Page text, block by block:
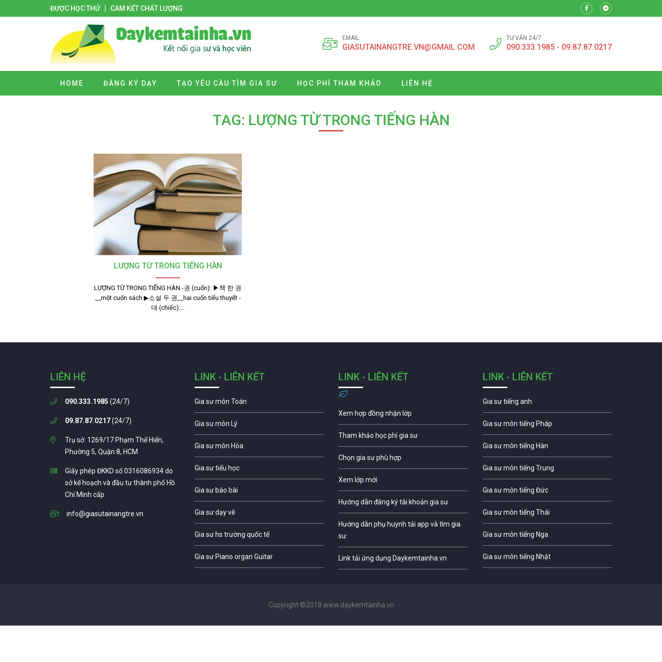
ĐƯỢC HỌC THỬ CAM KẾT CHẤT LƯỢNG
EMAIL
GIASUTAINANGTRE.VN@GMAIL.COM
TƯ VẤN 24/7
090.333.1985 - 09.87.87.0217
HOME ĐĂNG KÝ DẠY TẠO YÊU CẦU TÌM GIA SƯ HỌC PHÍ THAM KHẢO LIÊN HỆ
TAG: LƯỢNG TỪ TRONG TIẾNG HÀN
LƯỢNG TỪ TRONG TIẾNG HÀN
LƯỢNG TỪ TRONG TIẾNG HÀN -권 (cuốn): ▶책 한 권
__một cuốn sách ▶소설 두 권__hai cuốn tiểu thuyết -
대 (chiếc):…
LIÊN HỆ
090.333.1985 (24/7)
09.87.87.0217(24/7)
Trụ sở: 1269/17 Phạm Thế Hiển,
Phường 5, Quận 8, HCM
Giấy phép ĐKKD số 0316086934 do
sở kế hoạch và đầu tư thành phố Hồ
Chí Minh cấp
info@giasutainangtre.vn
LINK - LIÊN KẾT
Gia sư môn Toán
Gia sư môn Lý
Gia sư môn Hóa
Gia sư tiểu học
Gia sư báo bài
Gia sư dạy vẽ
Gia sư hs trường quốc tế
Gia sư Piano organ Guitar
LINK - LIÊN KẾT
Xem hợp đồng nhận lớp
Tham khảo học phí gia sư
Chọn gia sư phù hợp
Xem lớp mới
Hướng dẫn đăng ký tài khoản gia sư
Hướng dẫn phụ huynh tải app và tìm gia
sư
Link tải ứng dụng Daykemtainha.vn
LINK - LIÊN KẾT
Gia sư tiếng anh
Gia sư môn tiếng Pháp
Gia sư môn tiếng Hàn
Gia sư môn tiếng Trung
Gia sư môn tiếng Đức
Gia sư môn tiếng Thái
Gia sư môn tiếng Nga
Gia sư môn tiếng Nhật
Copyright ©2018 www.daykemtainha.vn